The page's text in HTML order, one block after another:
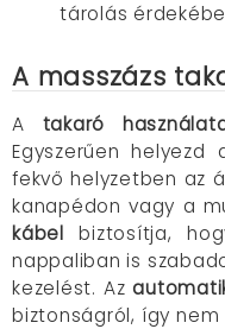
tárolás
A masszázs
A takaró
Egyszerűen
fekvő helyzetben az
kanapédon vagy a
kábel biztosítja,
nappaliban is
kezelést. Az
biztonságról, így